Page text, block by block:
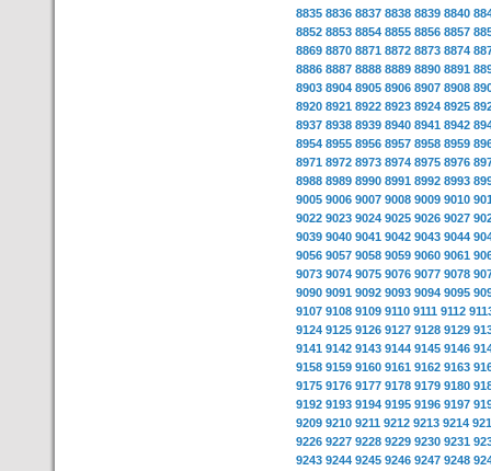
8835 8836 8837 8838 8839 8840
8852 8853 8854 8855 8856 8857
8869 8870 8871 8872 8873 8874
8886 8887 8888 8889 8890 8891
8903 8904 8905 8906 8907 8908
8920 8921 8922 8923 8924 8925
8937 8938 8939 8940 8941 8942
8954 8955 8956 8957 8958 8959
8971 8972 8973 8974 8975 8976
8988 8989 8990 8991 8992 8993
9005 9006 9007 9008 9009 9010
9022 9023 9024 9025 9026 9027
9039 9040 9041 9042 9043 9044
9056 9057 9058 9059 9060 9061
9073 9074 9075 9076 9077 9078
9090 9091 9092 9093 9094 9095
9107 9108 9109 9110 9111 9112
9124 9125 9126 9127 9128 9129
9141 9142 9143 9144 9145 9146
9158 9159 9160 9161 9162 9163
9175 9176 9177 9178 9179 9180
9192 9193 9194 9195 9196 9197
9209 9210 9211 9212 9213 9214
9226 9227 9228 9229 9230 9231
9243 9244 9245 9246 9247 9248